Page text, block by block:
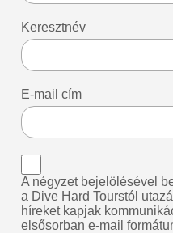
Keresztnév
E-mail cím
A négyzet bejelölésével
a Dive Hard Tourstól
híreket kapjak
elsősorban e-mail